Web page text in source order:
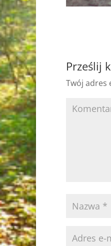
Prześlij
Twój adres